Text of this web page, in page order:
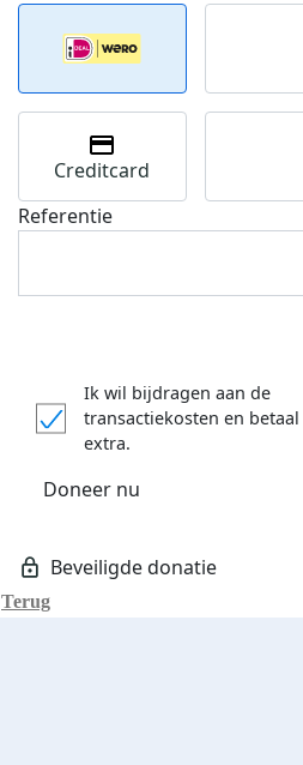
Donateurs
Terug
Creditcard
Referentie
Ik wil bijdragen aan de
transactiekosten en betaal
extra.
Doneer nu